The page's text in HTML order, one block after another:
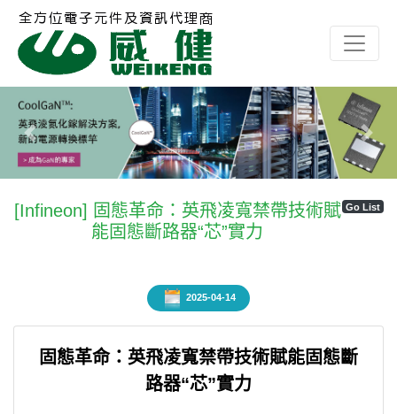
Previous Next
Go List
[Infineon] 固態革命：英飛凌寬禁帶技術賦
能固態斷路器“芯”實力
2025-04-14
固態革命：英飛凌寬禁帶技術賦能固態斷
路器“芯”實力